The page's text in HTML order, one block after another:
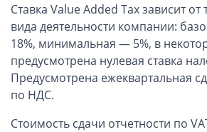
Ликвидация зарубежных компаний
Открытие счёта
Открытие счета в платежной системе
Ставка Value Added Tax зависит от
вида деятельности компании:
18%, минимальная — 5%, в
предусмотрена нулевая ставка
Предусмотрена ежеквартальная
по НДС.
Стоимость сдачи отчетности по